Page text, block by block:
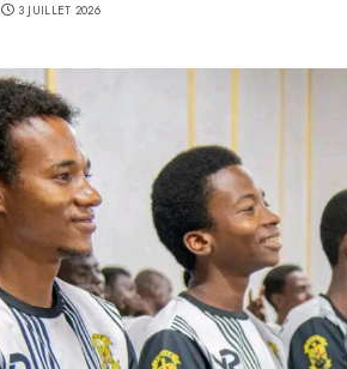
3 JUILLET 2026